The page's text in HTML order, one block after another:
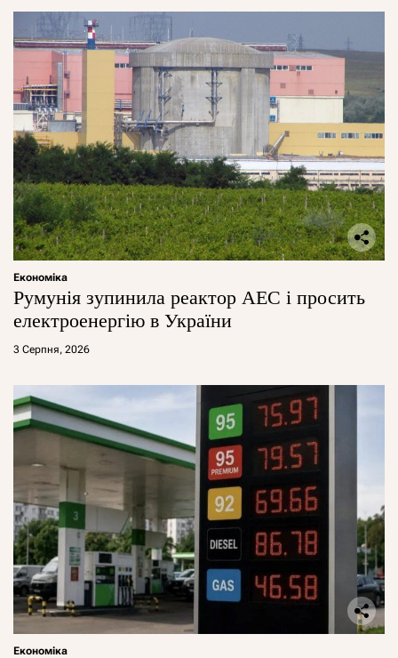
Економіка
Румунія зупинила реактор АЕС і просить
електроенергію в України
3 Серпня, 2026
Економіка